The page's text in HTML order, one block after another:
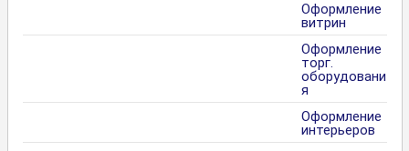
Оформление
витрин
Оформление
торг.
оборудовани
я
Оформление
интерьеров